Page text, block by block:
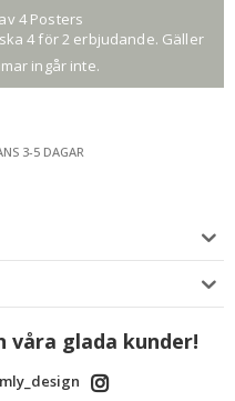
4 Posters
4 för 2 erbjudande. Gäller
ingår inte.
3-5 DAGAR
glada kunder!